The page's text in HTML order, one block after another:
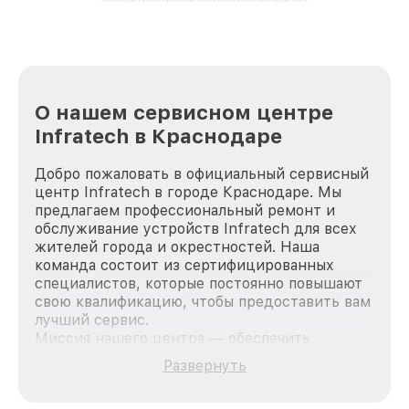
О нашем сервисном центре
Infratech в Краснодаре
Добро пожаловать в официальный сервисный
центр Infratech в городе Краснодаре. Мы
предлагаем профессиональный ремонт и
обслуживание устройств Infratech для всех
жителей города и окрестностей. Наша
команда состоит из сертифицированных
специалистов, которые постоянно повышают
свою квалификацию, чтобы предоставить вам
лучший сервис.
Миссия нашего центра — обеспечить
качественный и доступный ремонт для
каждого пользователя продукции Infratech,
Развернуть